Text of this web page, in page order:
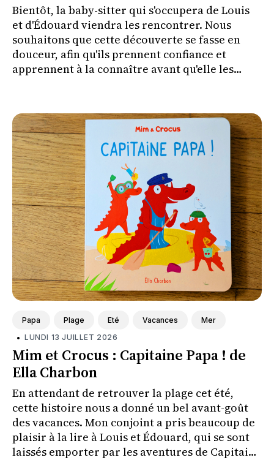
Bientôt, la baby-sitter qui s'occupera de Louis
et d'Édouard viendra les rencontrer. Nous
souhaitons que cette découverte se fasse en
douceur, afin qu'ils prennent confiance et
apprennent à la connaître avant qu'elle les
Papa Plage Eté Vacances Mer
• LUNDI 13 JUILLET 2026
Mim et Crocus : Capitaine Papa ! de
Ella Charbon
En attendant de retrouver la plage cet été,
cette histoire nous a donné un bel avant-goût
des vacances. Mon conjoint a pris beaucoup de
plaisir à la lire à Louis et Édouard, qui se sont
laissés emporter par les aventures de Capitaine